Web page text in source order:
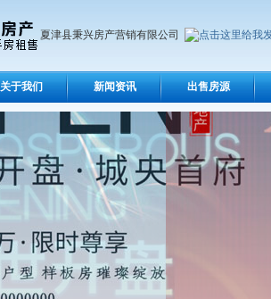
夏津县秉兴房产营销有限公司
关于我们 新闻资讯 出售房源